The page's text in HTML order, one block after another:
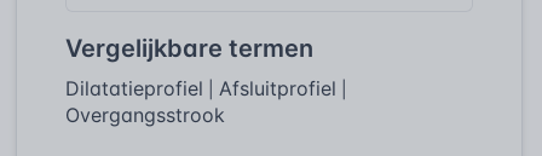
Vergelijkbare termen
Dilatatieprofiel Afsluitprofiel
Overgangsstrook